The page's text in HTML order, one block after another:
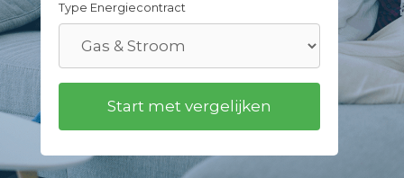
Type Energiecontract